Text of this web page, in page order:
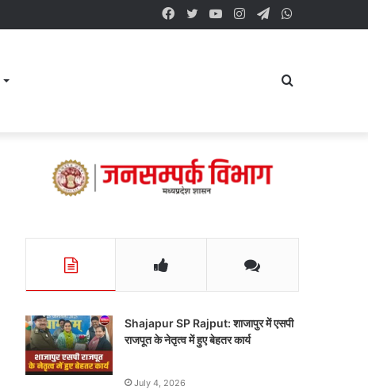
Telegram
Instagram
YouTube
Twitter
Facebook
Search
Shajapur SP Rajput: शाजापुर में एसपी
राजपूत के नेतृत्व में हुए बेहतर कार्य
July 4, 2026